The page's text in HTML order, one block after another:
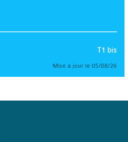
T1 bis
Mise à jour le 05/08/26